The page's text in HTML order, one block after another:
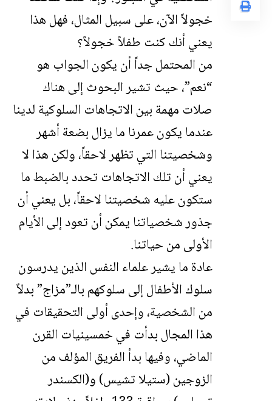
خجولاً الآن، على سبيل المثال، فهل هذا
يعني أنك كنت طفلاً خجولاً؟
من المحتمل جداً أن يكون الجواب هو
“نعم”، حيث تشير البحوث إلى هناك
صلات مهمة بين الاتجاهات السلوكية لدينا
عندما يكون عمرنا ما يزال بضعة أشهر
وشخصيتنا التي تظهر لاحقاً، ولكن هذا لا
يعني أن تلك الاتجاهات تحدد بالضبط ما
ستكون عليه شخصيتنا لاحقاً، بل يعني أن
جذور شخصياتنا يمكن أن تعود إلى الأيام
الأولى من حياتنا.
عادة ما يشير علماء النفس الذين يدرسون
سلوك الأطفال إلى سلوكهم بالـ”مزاج” بدلاً
من الشخصية، وإحدى أولى التحقيقات في
هذا المجال بدأت في خمسينيات القرن
الماضي، وفيها بدأ الفريق المؤلف من
الزوجين (ستيلا تشيس) و(الكسندر